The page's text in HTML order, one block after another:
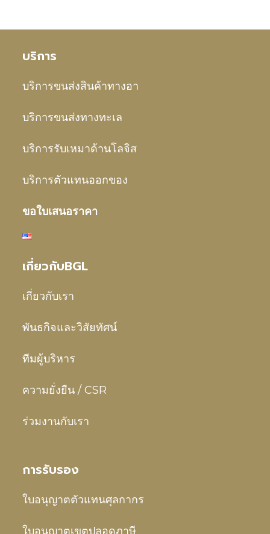
บริการ
บริการขนส่งสินค้าทางอา
บริการขนส่งทางทะเล
บริการรับเหมาด้านโลจิส
บริการตัวแทนออกของ
ขอใบเสนอราคา
เกี่ยวกับBGL
เกี่ยวกับเรา
พันธกิจและวิสัยทัศน์
ทีมผู้บริหาร
ความยั่งยืน / CSR
ร่วมงานกับเรา
การรับรอง
ใบอนุญาตตัวแทนศุลกากร
ใบอนุญาตเขตปลอดภาษี